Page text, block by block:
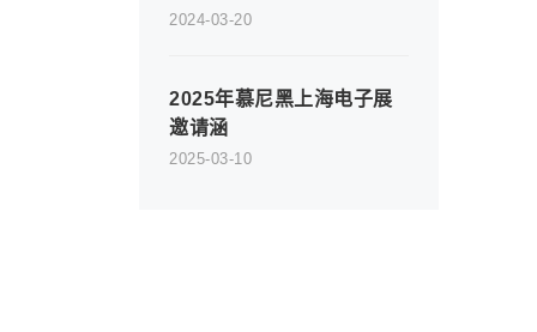
2024-03-20
2025年慕尼黑上海电子展
邀请涵
2025-03-10